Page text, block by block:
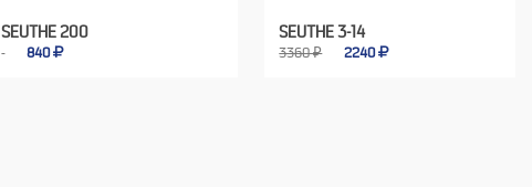
SEUTHE 200
840
SEUTHE 3-14
3360 ₽ 2240